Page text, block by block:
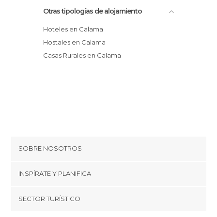
Otras tipologías de alojamiento
Hoteles en Calama
Hostales en Calama
Casas Rurales en Calama
SOBRE NOSOTROS
Cookies
Términos y condiciones
INSPÍRATE Y PLANIFICA
SECTOR TURÍSTICO